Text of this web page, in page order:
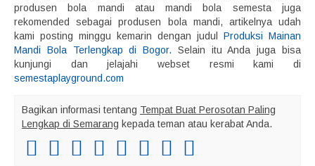
produsen bola mandi atau mandi bola semesta juga
rekomended sebagai produsen bola mandi, artikelnya udah
kami posting minggu kemarin dengan judul Produksi Mainan
Mandi Bola Terlengkap di Bogor. Selain itu Anda juga bisa
kunjungi dan jelajahi webset resmi kami di
semestaplayground.com
Bagikan informasi tentang Tempat Buat Perosotan Paling
Lengkap di Semarang kepada teman atau kerabat Anda.